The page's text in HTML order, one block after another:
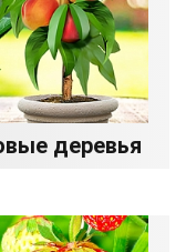
деревья